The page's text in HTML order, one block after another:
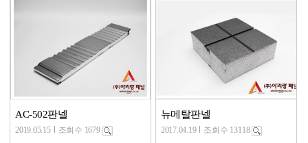
AC-502판넬
2019.05.15 조회수 1679
뉴메탈판넬
2017.04.19 조회수 13118